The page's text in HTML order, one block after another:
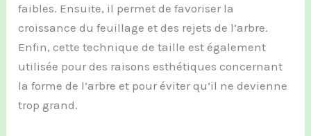
faibles. Ensuite, il permet de favoriser la
croissance du feuillage et des rejets de l’arbre.
Enfin, cette technique de taille est également
utilisée pour des raisons esthétiques concernant
la forme de l’arbre et pour éviter qu’il ne devienne
trop grand.